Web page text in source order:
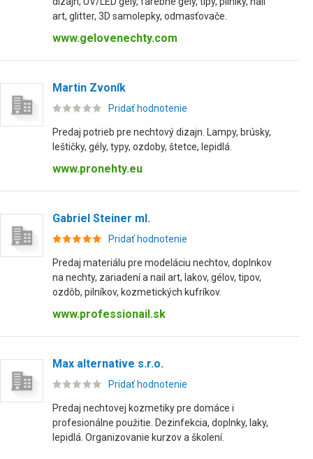
art, glitter, 3D samolepky, odmasťovače.
www.gelovenechty.com
Martin Zvoník
Pridať hodnotenie
Predaj potrieb pre nechtový dizajn. Lampy, brúsky,
leštičky, gély, typy, ozdoby, štetce, lepidlá.
www.pronehty.eu
Gabriel Steiner ml.
Pridať hodnotenie
Predaj materiálu pre modeláciu nechtov, doplnkov
na nechty, zariadení a nail art, lakov, gélov, tipov,
ozdôb, pilníkov, kozmetických kufríkov.
www.professionail.sk
Max alternative s.r.o.
Pridať hodnotenie
Predaj nechtovej kozmetiky pre domáce i
profesionálne použitie. Dezinfekcia, doplnky, laky,
lepidlá. Organizovanie kurzov a školení.